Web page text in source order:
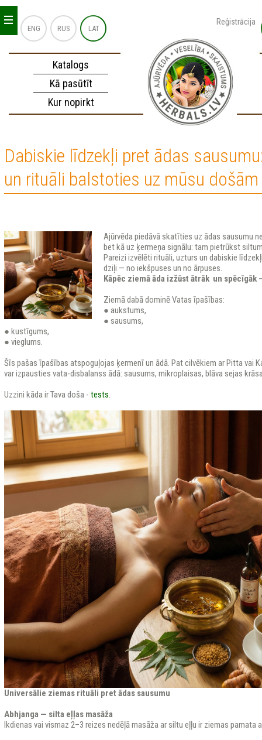
ENG RUS LAT
Reģistrācija
Katalogs
Kā pasūtīt
Kur nopirkt
_
_
_
Dabiskie līdzekļi pret ādas
un rituāli balstoties uz mūsu došām
Ajūrvēda piedāvā skatīties uz ādas sausumu
bet kā uz ķermeņa signālu: tam pietrūkst
Pareizi izvēlēti rituāli, uzturs un dabiskie
dziļi — no iekšpuses un no ārpuses.
Kāpēc ziemā āda izžūst ātrāk un spēcīgāk
Ziemā dabā dominē Vatas īpašības:
● aukstums,
● sausums,
● kustīgums,
● vieglums.
Šīs pašas īpašības atspoguļojas ķermenī un ādā. Pat cilvēkiem ar Pitta vai
var izpausties vata-disbalanss ādā: sausums, mikroplaisas, blāva sejas
Uzzini kāda ir Tava doša - tests.
Universālie ziemas rituāli pret ādas sausumu
Abhjanga — silta eļļas masāža
Ikdienas vai vismaz 2–3 reizes nedēļā masāža ar siltu eļļu ir ziemas pamata